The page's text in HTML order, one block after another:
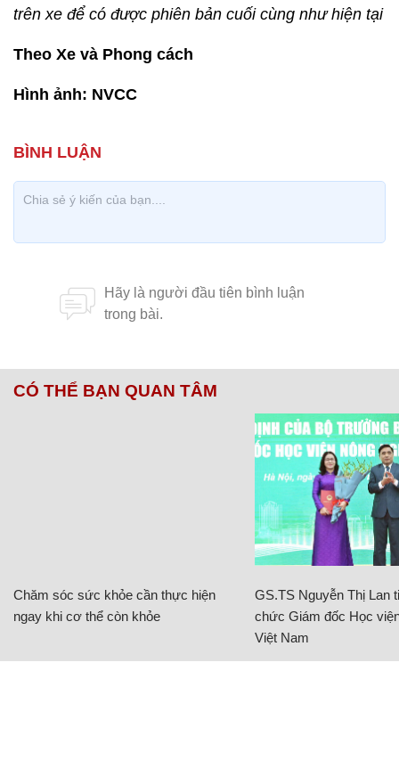
trên xe để có được phiên bản cuối cùng như hiện tại
Theo Xe và Phong cách
Hình ảnh: NVCC
CÓ THỂ BẠN QUAN TÂM
Chăm sóc sức khỏe cần thực hiện
ngay khi cơ thể còn khỏe
GS.TS Nguyễn Thị Lan
chức Giám đốc Học
Việt Nam